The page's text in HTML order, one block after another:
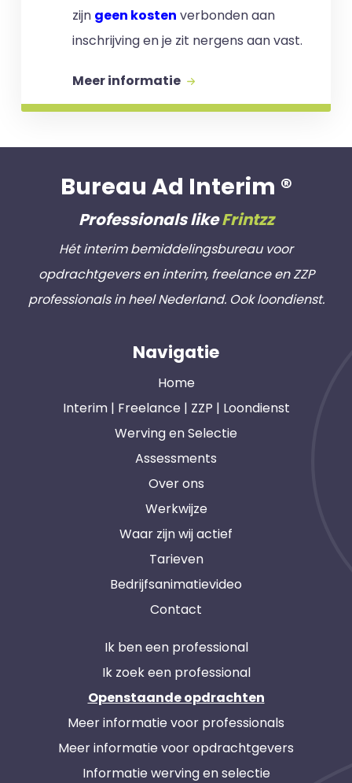
zijn geen kosten verbonden aan
inschrijving en je zit nergens aan vast.
Meer informatie
Bureau Ad Interim ®
Professionals likeFrintzz
Hét interim bemiddelingsbureau voor
opdrachtgevers en interim, freelance en ZZP
professionals in heel Nederland. Ook loondienst.
Navigatie
Home
Interim | Freelance | ZZP | Loondienst
Werving en Selectie
Assessments
Over ons
Werkwijze
Waar zijn wij actief
Tarieven
Bedrijfsanimatievideo
Contact
Ik ben een professional
Ik zoek een professional
Openstaande opdrachten
Meer informatie voor professionals
Meer informatie voor opdrachtgevers
Informatie werving en selectie